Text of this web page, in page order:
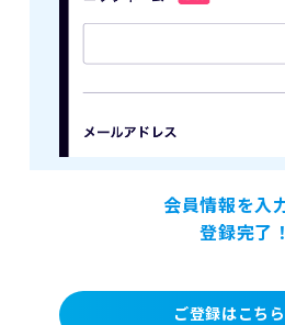
会員情報を入
登録完了！
ご登録はこち